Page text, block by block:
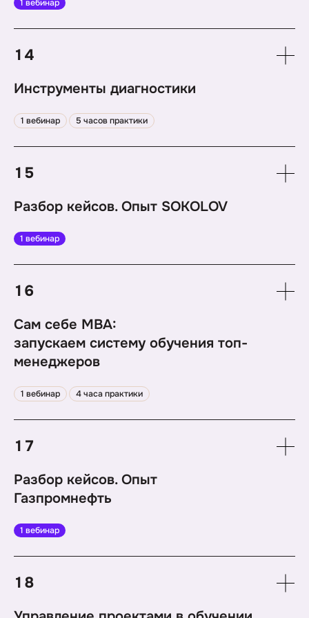
1 вебинар
14
Инструменты диагностики
2. Ассессмент-центр
3. Оценка 360'
5. Цифровизация оценки персонала
1 вебинар 5 часов практики
15
Разбор кейсов. Опыт SOKOLOV
1 вебинар
16
Сам себе MBA:
запускаем систему обучения топ-
менеджеров
2. Тренды развития топ-команды
3. Программы и провайдеры
1 вебинар 4 часа практики
17
Разбор кейсов. Опыт
Газпромнефть
1 вебинар
18